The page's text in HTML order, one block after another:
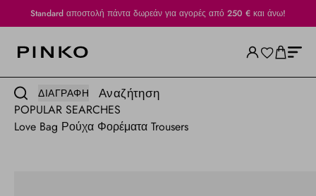
Standard αποστολή πάντα δωρεάν για αγορές από 250 € και άνω!
Αναζήτηση
ΔΙΑΓΡΑΦΉ
POPULAR SEARCHES
Love Bag Ρούχα Φορέματα Trousers